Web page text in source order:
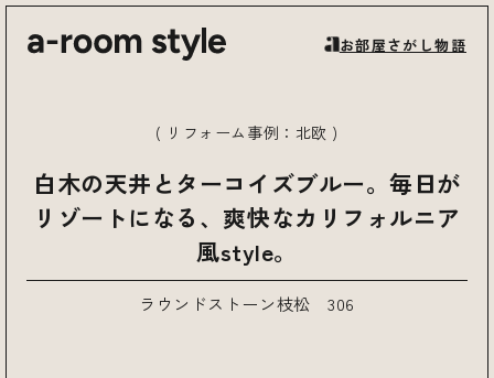
お部屋さがし物語
( リフォーム事例： 北欧 )
白木の天井とターコイズブルー。毎日が
リゾートになる、爽快なカリフォルニア
風style。
ラウンドストーン枝松 306